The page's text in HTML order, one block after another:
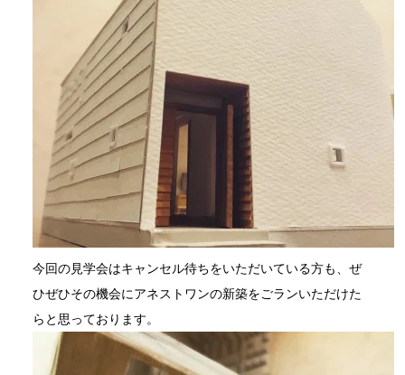
今回の見学会はキャンセル待ちをいただいている方も、ぜ
ひぜひその機会にアネストワンの新築をごランいただけた
らと思っております。